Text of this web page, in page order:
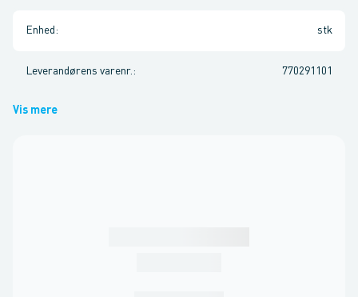
Enhed : stk
Leverandørens varenr. : 770291101
Vis mere